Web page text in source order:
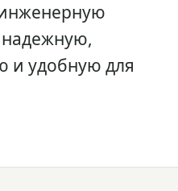
надежную,
и удобную для